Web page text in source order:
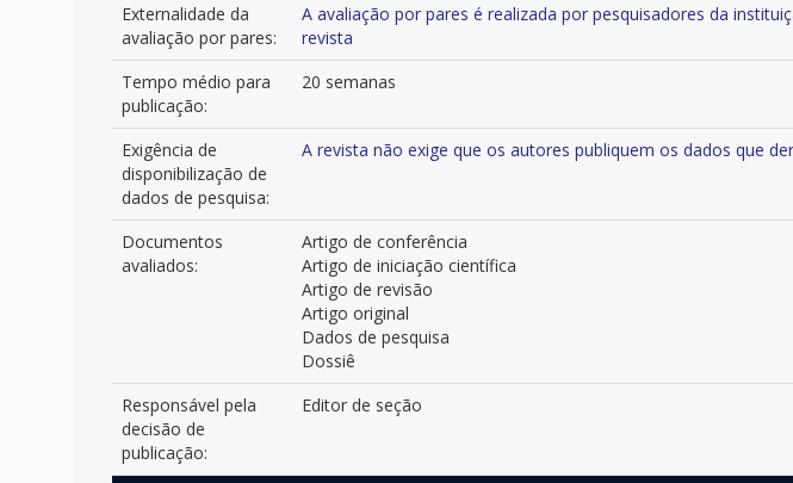
Externalidade da
avaliação por pares:
A avaliação por pares é realizada por pesquisadores da
revista
Tempo médio para
publicação:
20 semanas
Exigência de
disponibilização de
dados de pesquisa:
A revista não exige que os autores publiquem os dados que
Documentos
avaliados:
Artigo de conferência
Artigo de iniciação científica
Artigo de revisão
Artigo original
Dados de pesquisa
Dossiê
Responsável pela
decisão de
publicação:
Editor de seção